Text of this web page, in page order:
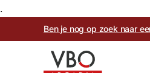
.
Ben je nog op zoek naar